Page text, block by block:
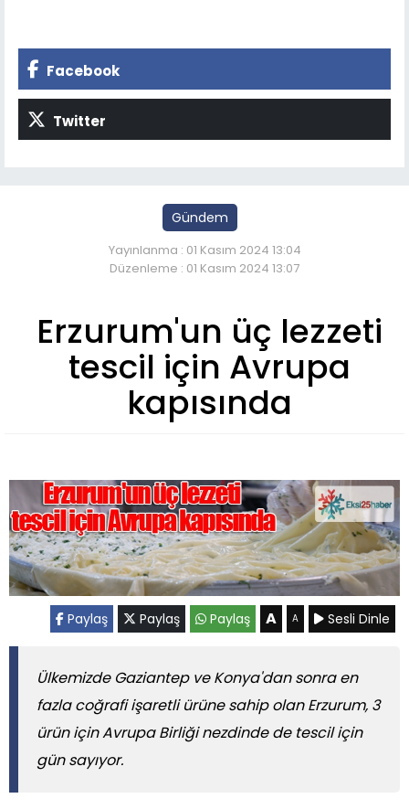
Facebook
Twitter
Gündem
Yayınlanma : 01 Kasım 2024 13:04
Düzenleme : 01 Kasım 2024 13:07
Erzurum'un üç lezzeti
tescil için Avrupa
kapısında
Paylaş Paylaş Paylaş A A Sesli Dinle
Ülkemizde Gaziantep ve Konya'dan sonra en
fazla coğrafi işaretli ürüne sahip olan Erzurum, 3
ürün için Avrupa Birliği nezdinde de tescil için
gün sayıyor.